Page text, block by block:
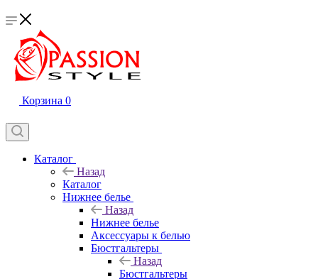
Корзина 0
Каталог
Назад
Каталог
Нижнее белье
Назад
Нижнее белье
Аксессуары к белью
Бюстгальтеры
Назад
Бюстгальтеры